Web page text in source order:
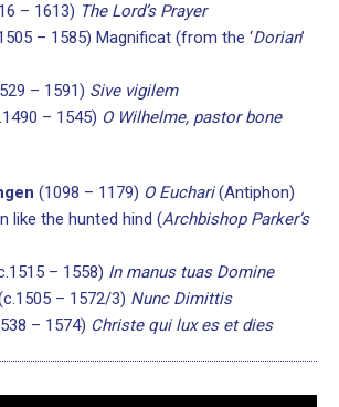
– 1613) The Lord’s Prayer
– 1585) Magnificat (from the ‘Dorian’
– 1591) Sive vigilem
– 1545) O Wilhelme, pastor bone
(1098 – 1179) O Euchari(Antiphon)
like the hunted hind (Archbishop Parker’s
– 1558) In manus tuas Domine
– 1572/3) Nunc Dimittis
– 1574) Christe qui lux es et dies